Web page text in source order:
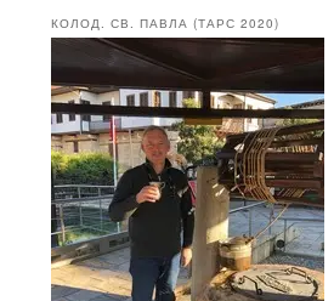
КОЛОД. СВ. ПАВЛА (ТАРС 2020)